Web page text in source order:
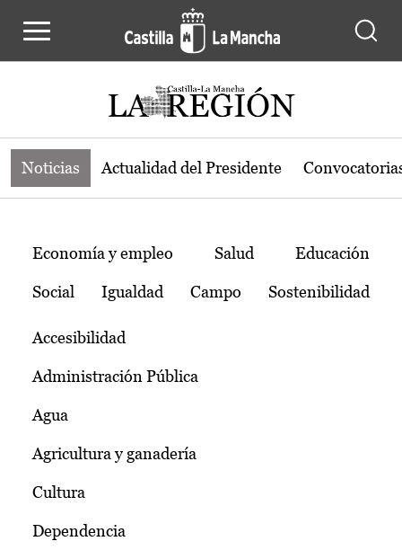
Noticias de la región de Castilla-La
Noticias Actualidad del Presidente
Temas
Economía y empleo Salud Educación
Social Igualdad Campo Sostenibilidad
Accesibilidad
Administración Pública
Agua
Agricultura y ganadería
Cultura
Dependencia